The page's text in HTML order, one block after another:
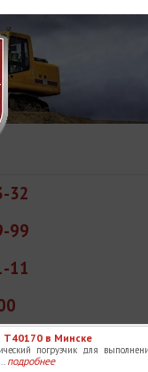
32
99
11
T40170 в Минске
погрузчик для
подробнее